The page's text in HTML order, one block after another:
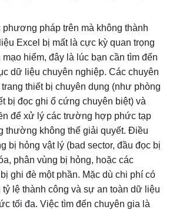
phương pháp trên mà không thành
Excel bị mất là cực kỳ quan trọng
hiểm, đây là lúc bạn cần tìm đến
dữ liệu chuyên nghiệp. Các chuyên
thiết bị chuyên dụng (như phòng
bị đọc ghi ổ cứng chuyên biệt) và
để xử lý các trường hợp phức tạp
thường không thể giải quyết. Điều
bị hỏng vật lý (bad sector, đầu đọc bị
phân vùng bị hỏng, hoặc các
ghi đè một phần. Mặc dù chi phí có
lệ thành công và sự an toàn dữ liệu
tối đa. Việc tìm đến chuyên gia là